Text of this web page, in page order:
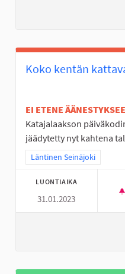
Koko kentän
EI ETENE
Katajalaakson
jäädytetty nyt kahtena
Rajaa tulokset teeman
Läntinen Seinäjoki
LUONTIAIKA
31.01.2023